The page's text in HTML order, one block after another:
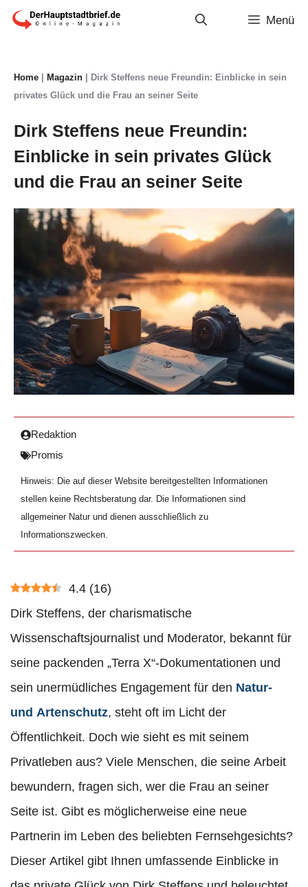
Zum
Menü
Home Magazin
Dirk Steffens neue Freundin: Einblicke in sein
privates Glück und die Frau an seiner Seite
Dirk Steffens neue Freundin:
Einblicke in sein privates Glück
und die Frau an seiner Seite
Redaktion
Promis
Hinweis: Die auf dieser Website bereitgestellten Informationen
stellen keine Rechtsberatung dar. Die Informationen sind
allgemeiner Natur und dienen ausschließlich zu
Informationszwecken.
4.4 (16)
Dirk Steffens, der charismatische
Wissenschaftsjournalist und Moderator, bekannt für
seine packenden „Terra X“-Dokumentationen und
sein unermüdliches Engagement für den Natur-
und Artenschutz, steht oft im Licht der
Öffentlichkeit. Doch wie sieht es mit seinem
Privatleben aus? Viele Menschen, die seine Arbeit
bewundern, fragen sich, wer die Frau an seiner
Seite ist. Gibt es möglicherweise eine neue
Partnerin im Leben des beliebten Fernsehgesichts?
Dieser Artikel gibt Ihnen umfassende Einblicke in